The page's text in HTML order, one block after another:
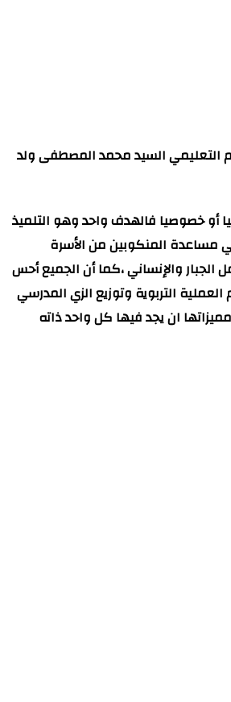
التعليمي السيد محمد المصطفى ولد
أو خصوصيا فالهدف واحد وهو التلميذ
مساعدة المنكوبين من الأسرة
والإنساني ،كما أن الجميع أحس
التربوية وتوزيع الزي المدرسي
ان يجد فيها كل واحد ذاته